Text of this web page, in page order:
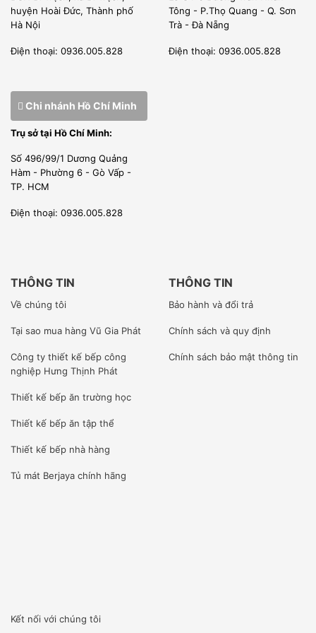
TẠI SAO CHỌN CHÚNG TÔI??
VŨ GIA PHÁT – ĐƠN VỊ NHẬP KHẨU hàng hóa chính hãng
Các nhân viên kỹ thuật của chúng tôi được đào tạo tại nhà
sản xuất chuyên nghiệp, chế độ bảo trì, bảo hành tốt sản
phẩm của hãng.
2. LÀM VIỆC CHUYÊN NGHIỆP
Chúng tôi là đơn vị nhập khẩu trực tiếp giao hàng và lắp
đặt thi công dự án. Đội ngũ nhân sự kỹ thuật viên của VŨ
huyện Hoài Đức, Thành phố
Hà Nội
Điện thoại: 0936.005.828
Tông - P.Thọ Quang - Q. Sơn
Trà - Đà Nẵng
Điện thoại: 0936.005.828
Chi nhánh Hồ Chí Minh
Trụ sở tại Hồ Chí Minh:
Số 496/99/1 Dương Quảng
Hàm - Phường 6 - Gò Vấp -
TP. HCM
Điện thoại: 0936.005.828
THÔNG TIN
Về chúng tôi
Tại sao mua hàng Vũ Gia Phát
Công ty thiết kế bếp công
nghiệp Hưng Thịnh Phát
Thiết kế bếp ăn trường học
Thiết kế bếp ăn tập thể
Thiết kế bếp nhà hàng
Tủ mát Berjaya chính hãng
THÔNG TIN
Bảo hành và đổi trả
Chính sách và quy định
Chính sách bảo mật thông tin
Kết nối với chúng tôi